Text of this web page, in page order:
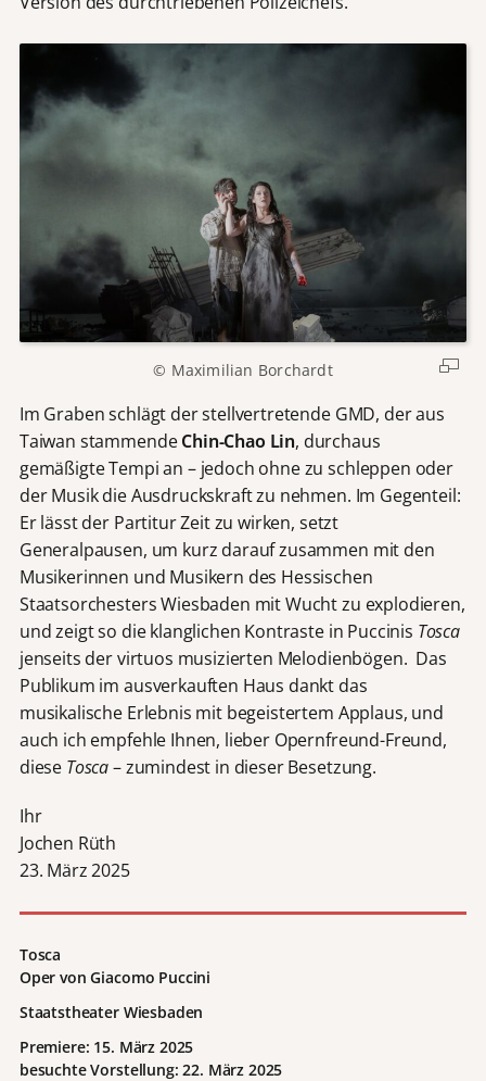
© Maximilian Borchardt
Im Graben schlägt der stellvertretende GMD, der aus
Taiwan stammendeChin-Chao Lin, durchaus
gemäßigte Tempi an – jedoch ohne zu schleppen oder
der Musik die Ausdruckskraft zu nehmen. Im Gegenteil:
Er lässt der Partitur Zeit zu wirken, setzt
Generalpausen, um kurz darauf zusammen mit den
Musikerinnen und Musikern des Hessischen
Staatsorchesters Wiesbaden mit Wucht zu explodieren,
und zeigt so die klanglichen Kontraste in Puccinis Tosca
jenseits der virtuos musizierten Melodienbögen. Das
Publikum im ausverkauften Haus dankt das
musikalische Erlebnis mit begeistertem Applaus, und
auch ich empfehle Ihnen, lieber Opernfreund-Freund,
diese Tosca– zumindest in dieser Besetzung.
Ihr
Jochen Rüth
23. März 2025
Tosca
Oper von Giacomo Puccini
Staatstheater Wiesbaden
Premiere: 15. März 2025
besuchte Vorstellung: 22. März 2025